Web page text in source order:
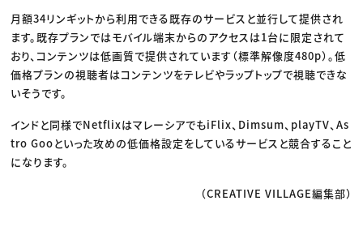
月額34リンギットから利用できる既存のサービスと並行して提供され
ます。既存プランではモバイル端末からのアクセスは1台に限定されて
おり、コンテンツは低画質で提供されています（標準解像度480p）。低
価格プランの視聴者はコンテンツをテレビやラップトップで視聴できな
いそうです。
インドと同様でNetflixはマレーシアでもiFlix、Dimsum、playTV、As
tro Gooといった攻めの低価格設定をしているサービスと競合すること
になります。
（CREATIVE VILLAGE編集部）